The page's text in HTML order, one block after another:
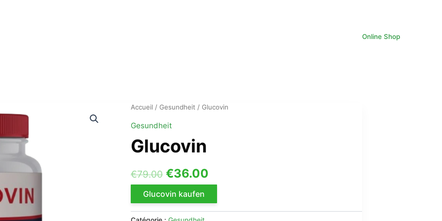
Online Shop
Accueil / Gesundheit / Glucovin
Gesundheit
Glucovin
€79.00 Le
prix
initial
€36.00Le
actuel
Glucovin kaufen